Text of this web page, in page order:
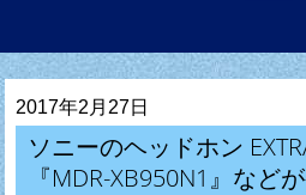
2017年2月27日
ソニーのヘッドホン
『MDR-XB950N1』など